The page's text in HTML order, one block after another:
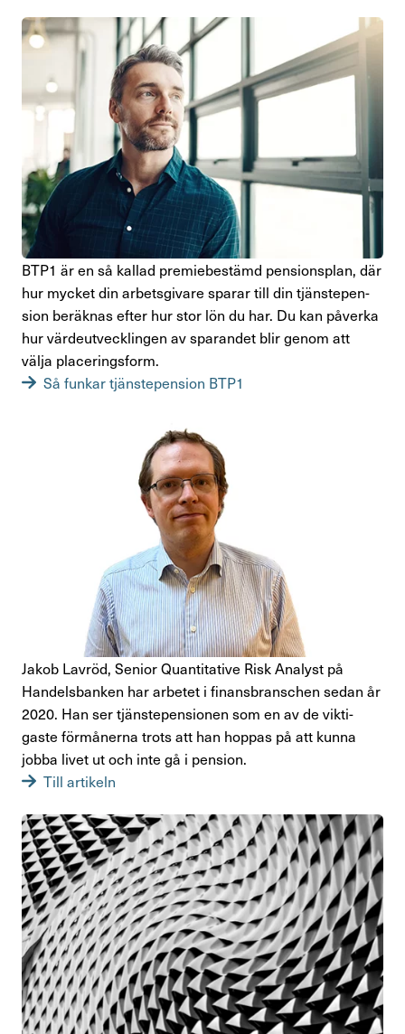
BTP1 är en så kallad premie­be­stämd pensions­plan, där
hur mycket din arbets­gi­vare sparar till din tjäns­te­pen­
sion beräknas efter hur stor lön du har. Du kan påverka
hur värde­ut­veck­lingen av sparandet blir genom att
välja place­rings­form.
Så funkar tjänstepension BTP1
Jakob Lavröd, Senior Quan­ti­ta­tive Risk Analyst på
Handels­banken har arbetet i finans­bran­schen sedan år
2020. Han ser tjäns­te­pen­sionen som en av de vikti­
gaste förmå­nerna trots att han hoppas på att kunna
jobba livet ut och inte gå i pension.
Till artikeln